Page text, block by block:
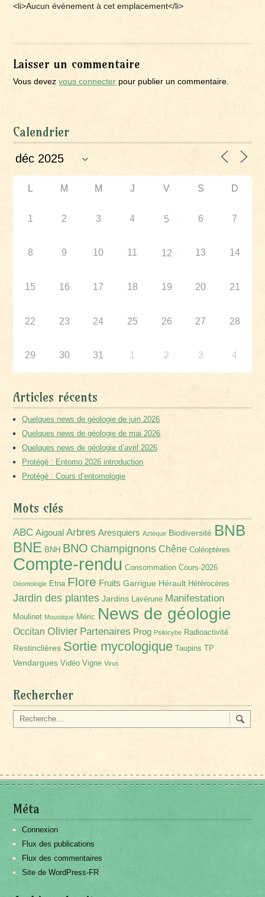
<li>Aucun événement à cet emplacement</li>
Laisser un commentaire
Vous devezvous connecter pour publier un commentaire.
Calendrier
L M M J V S D
1 2 3 4 5 6 7
8 9 10 11 12 13 14
15 16 17 18 19 20 21
22 23 24 25 26 27 28
29 30 31 1 2 3 4
Articles récents
Quelques news de géologie de juin 2026
Quelques news de géologie de mai 2026
Quelques news de géologie d’avril 2026
Protégé : Entomo 2026 introduction
Protégé : Cours d’entomologie
Mots clés
ABC Aigoual Arbres Aresquiers Aztèque Biodiversité BNB
BNE BNH BNO Champignons Chêne Coléoptères
Compte-rendu Consommation Cours-2026
Déontologie Etna Flore Fruits Garrigue Hérault Hétérocères
Jardin des plantes Jardins Lavérune Manifestation
Moulinet Moustique Méric News de géologie
Occitan Olivier Partenaires Prog Psilocybe Radioactivité
Restinclières Sortie mycologique Taupins TP
Vendargues Vidéo Vigne Virus
Rechercher
Méta
Connexion
Flux des publications
Flux des commentaires
Site de WordPress-FR